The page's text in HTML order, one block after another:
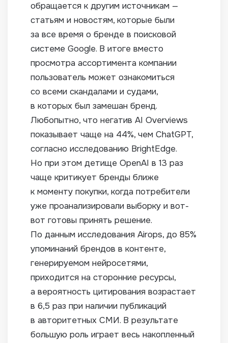
обращается к другим источникам —
статьям и новостям, которые были
за все время о бренде в поисковой
системе Google. В итоге вместо
просмотра ассортимента компании
пользователь может ознакомиться
со всеми скандалами и судами,
в которых был замешан бренд.
Любопытно, что негатив AI Overviews
показывает чаще на 44%, чем ChatGPT,
согласно исследованию BrightEdge.
Но при этом детище OpenAI в 13 раз
чаще критикует бренды ближе
к моменту покупки, когда потребители
уже проанализировали выборку и вот-
вот готовы принять решение.
По данным исследования Airops, до 85%
упоминаний брендов в контенте,
генерируемом нейросетями,
приходится на сторонние ресурсы,
а вероятность цитирования возрастает
в 6,5 раз при наличии публикаций
в авторитетных СМИ. В результате
большую роль играет весь накопленный